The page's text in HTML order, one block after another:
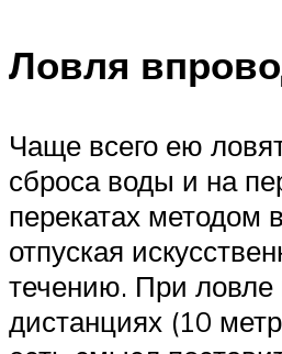
Ловля
Чаще всего ею
сброса воды и на
перекатах методом
отпуская
течению. При ловле
дистанциях (10